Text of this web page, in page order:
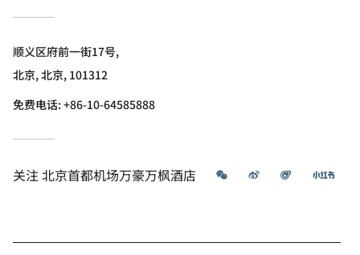
顺义区府前一街17号,
北京, 北京, 101312
免费电话:+86-10-64585888
关注北京首都机场万豪万枫酒店 微信 微博 飞猪 小